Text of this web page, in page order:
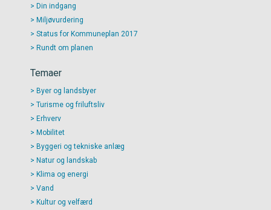
Din indgang
Miljøvurdering
Status for Kommuneplan 2017
Rundt om planen
Temaer
Byer og landsbyer
Turisme og friluftsliv
Erhverv
Mobilitet
Byggeri og tekniske anlæg
Natur og landskab
Klima og energi
Vand
Kultur og velfærd